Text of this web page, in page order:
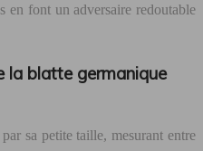
en font un adversaire redoutable
la blatte germanique
sa petite taille, mesurant entre